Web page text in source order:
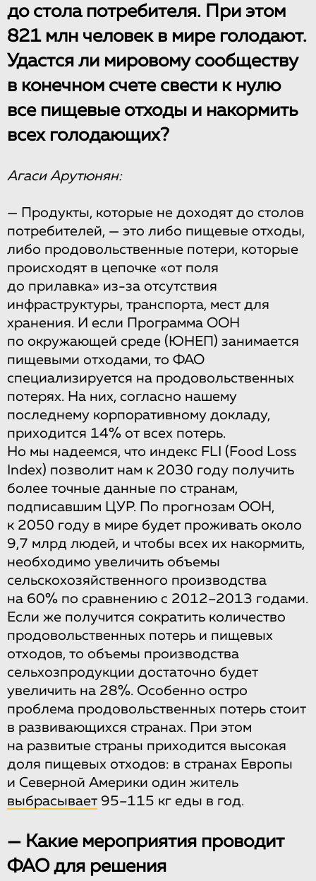
до стола потребителя. При этом
821 млн человек в мире голодают.
Удастся ли мировому сообществу
в конечном счете свести к нулю
все пищевые отходы и накормить
всех голодающих?
Агаси Арутюнян:
— Продукты, которые не доходят до столов
потребителей, — это либо пищевые отходы,
либо продовольственные потери, которые
происходят в цепочке «от поля
до прилавка» из-за отсутствия
инфраструктуры, транспорта, мест для
хранения. И если Программа ООН
по окружающей среде (ЮНЕП) занимается
пищевыми отходами, то ФАО
специализируется на продовольственных
потерях. На них, согласно нашему
последнему корпоративному докладу,
приходится 14% от всех потерь.
Но мы надеемся, что индекс FLI (Food Loss
Index) позволит нам к 2030 году получить
более точные данные по странам,
подписавшим ЦУР. По прогнозам ООН,
к 2050 году в мире будет проживать около
9,7 млрд людей, и чтобы всех их накормить,
необходимо увеличить объемы
сельскохозяйственного производства
на 60% по сравнению с 2012–2013 годами.
Если же получится сократить количество
продовольственных потерь и пищевых
отходов, то объемы производства
сельхозпродукции достаточно будет
увеличить на 28%. Особенно остро
проблема продовольственных потерь стоит
в развивающихся странах. При этом
на развитые страны приходится высокая
доля пищевых отходов: в странах Европы
и Северной Америки один житель
выбрасывает 95–115 кг еды в год.
— Какие мероприятия проводит
ФАО для решения